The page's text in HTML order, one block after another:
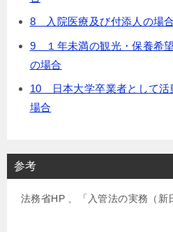
8 入院医療及び付添人の場合
9 １年未満の観光・保養希
の場合
10 日本大学卒業者として活
場合
参考
法務省HP 、「入管法の実務（新